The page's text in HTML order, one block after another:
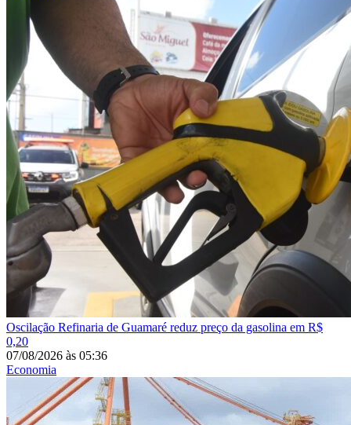
Oscilação Refinaria de Guamaré reduz preço da gasolina em R$
0,20
07/08/2026 às 05:36
Economia